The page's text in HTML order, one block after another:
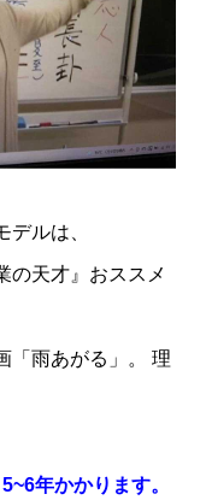
デルは、
の天才』おススメ
「雨あがる」。 理
年かかります。